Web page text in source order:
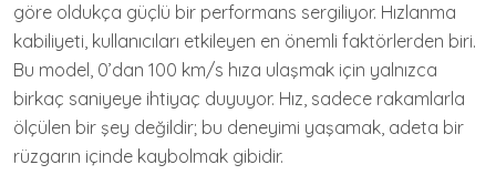
göre oldukça güçlü bir performans sergiliyor. Hızlanma
kabiliyeti, kullanıcıları etkileyen en önemli faktörlerden biri.
Bu model, 0’dan 100 km/s hıza ulaşmak için yalnızca
birkaç saniyeye ihtiyaç duyuyor. Hız, sadece rakamlarla
ölçülen bir şey değildir; bu deneyimi yaşamak, adeta bir
rüzgarın içinde kaybolmak gibidir.